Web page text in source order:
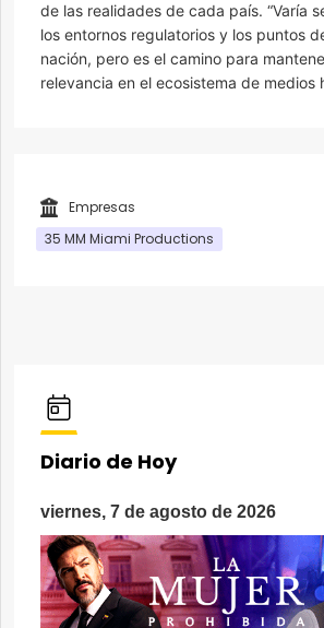
de las realidades de cada país. “Varía
los entornos regulatorios y los puntos
nación, pero es el camino para
relevancia en el ecosistema de medios
Empresas
35 MM Miami Productions
Diario de Hoy
viernes, 7 de agosto de 2026